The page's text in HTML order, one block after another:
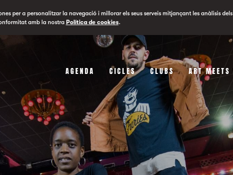
per a personalitzar la navegació i millorar els seus serveis mitjançant les anàlisis
amb la nostra Política de cookies.
AGENDA CICLES CLUBS ART MEETS